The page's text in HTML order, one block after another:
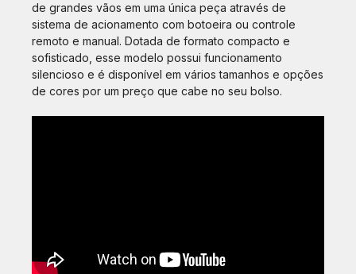
de grandes vãos em uma única peça através de
sistema de acionamento com botoeira ou controle
remoto e manual. Dotada de formato compacto e
sofisticado, esse modelo possui funcionamento
silencioso e é disponível em vários tamanhos e opções
de cores por um preço que cabe no seu bolso.